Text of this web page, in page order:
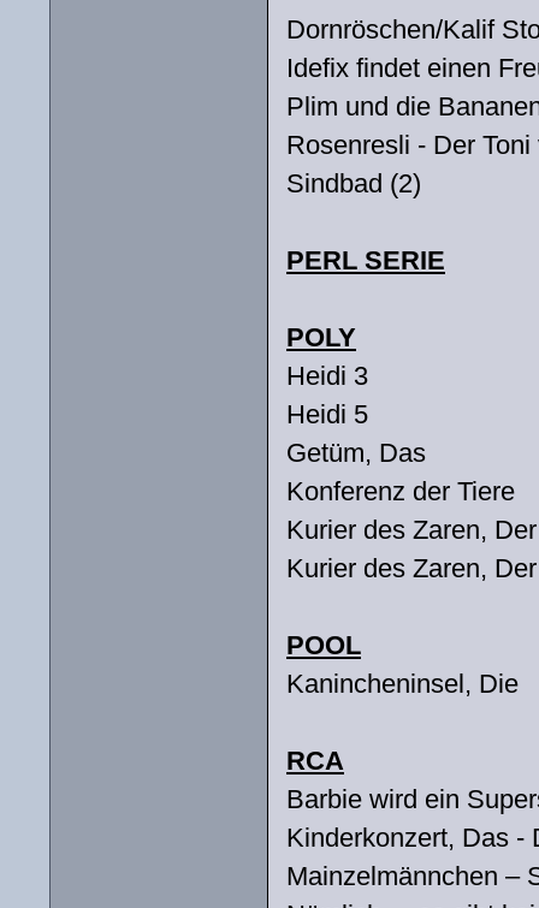
Dornröschen/Kalif
Idefix findet einen
Plim und die
Rosenresli - Der
Sindbad (2)
PERL SERIE
POLY
Heidi 3
Heidi 5
Getüm, Das
Konferenz der Tiere
Kurier des Zaren,
Kurier des Zaren,
POOL
Kanincheninsel, Die
RCA
Barbie wird ein
Kinderkonzert, Das -
Mainzelmännchen –